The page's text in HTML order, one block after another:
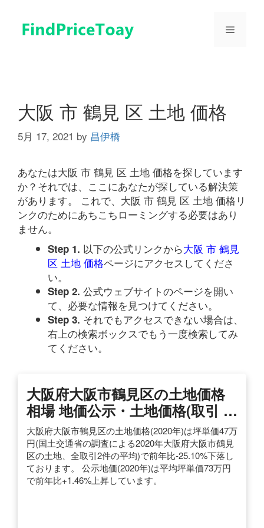
メ
大阪 市 鶴見 区 土地 価格
5月 17, 2021 by 昌伊橋
あなたは大阪 市 鶴見 区 土地 価格を探しています
か？それでは、ここにあなたが探している解決策
があります。 これで、大阪 市 鶴見 区 土地 価格リ
ンクのためにあちこちローミングする必要はあり
ません。
Step 1. 以下の公式リンクから大阪 市 鶴見
区 土地 価格ページにアクセスしてくださ
い。
Step 2. 公式ウェブサイトのページを開い
て、必要な情報を見つけてください。
Step 3. それでもアクセスできない場合は、
右上の検索ボックスでもう一度検索してみ
てください。
大阪府大阪市鶴見区の土地価格
相場 地価公示・土地価格(取引 …
大阪府大阪市鶴見区の土地価格(2020年)は坪単価47万
円(国土交通省の調査による2020年大阪府大阪市鶴見
区の土地、全取引2件の平均)で前年比-25.10%下落し
ております。 公示地価(2020年)は平均坪単価73万円
で前年比+1.46%上昇しています。